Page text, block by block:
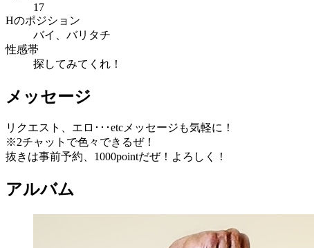
17
Hのポジション
バイ、バリタチ
性感帯
探してみてくれ！
メッセージ
リクエスト、エロ･･･etcメッセージも気軽に！
※2チャットで色々できるぜ！
抜きは事前予約、1000pointだぜ！よろしく！
アルバム